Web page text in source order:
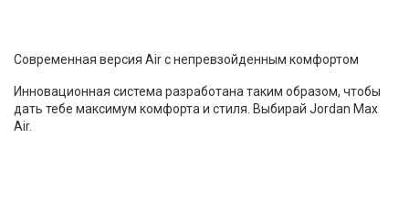
Современная версия Air с непревзойденным комфортом
Инновационная система разработана таким образом, чтобы
дать тебе максимум комфорта и стиля. Выбирай Jordan Max
Air.